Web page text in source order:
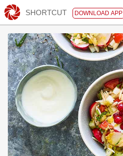
SHORTCUT DOWNLOAD APP